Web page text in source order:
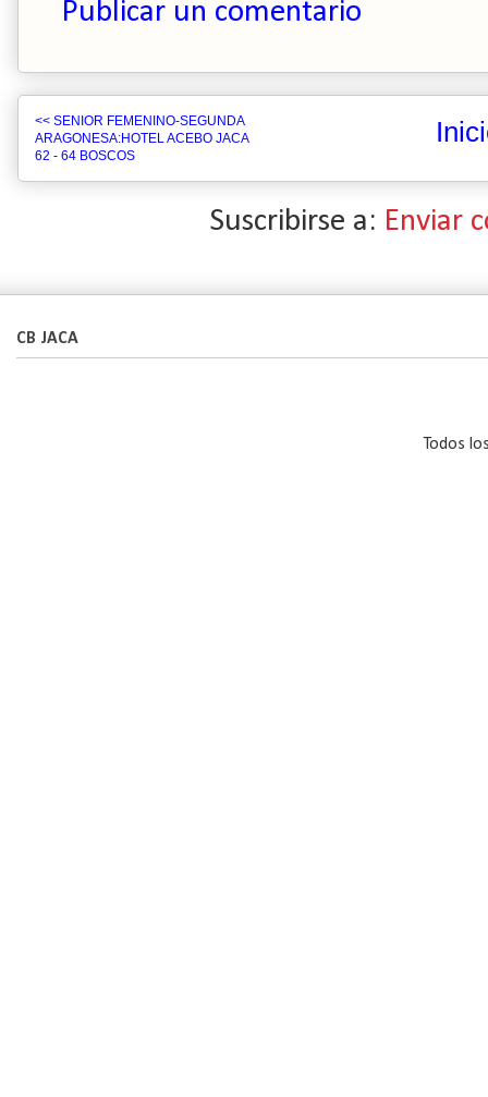
Publicar un comentario
<< SENIOR FEMENINO-SEGUNDA
ARAGONESA:HOTEL ACEBO JACA
62 - 64 BOSCOS
Suscribirse a: Enviar
CB JACA
Todos